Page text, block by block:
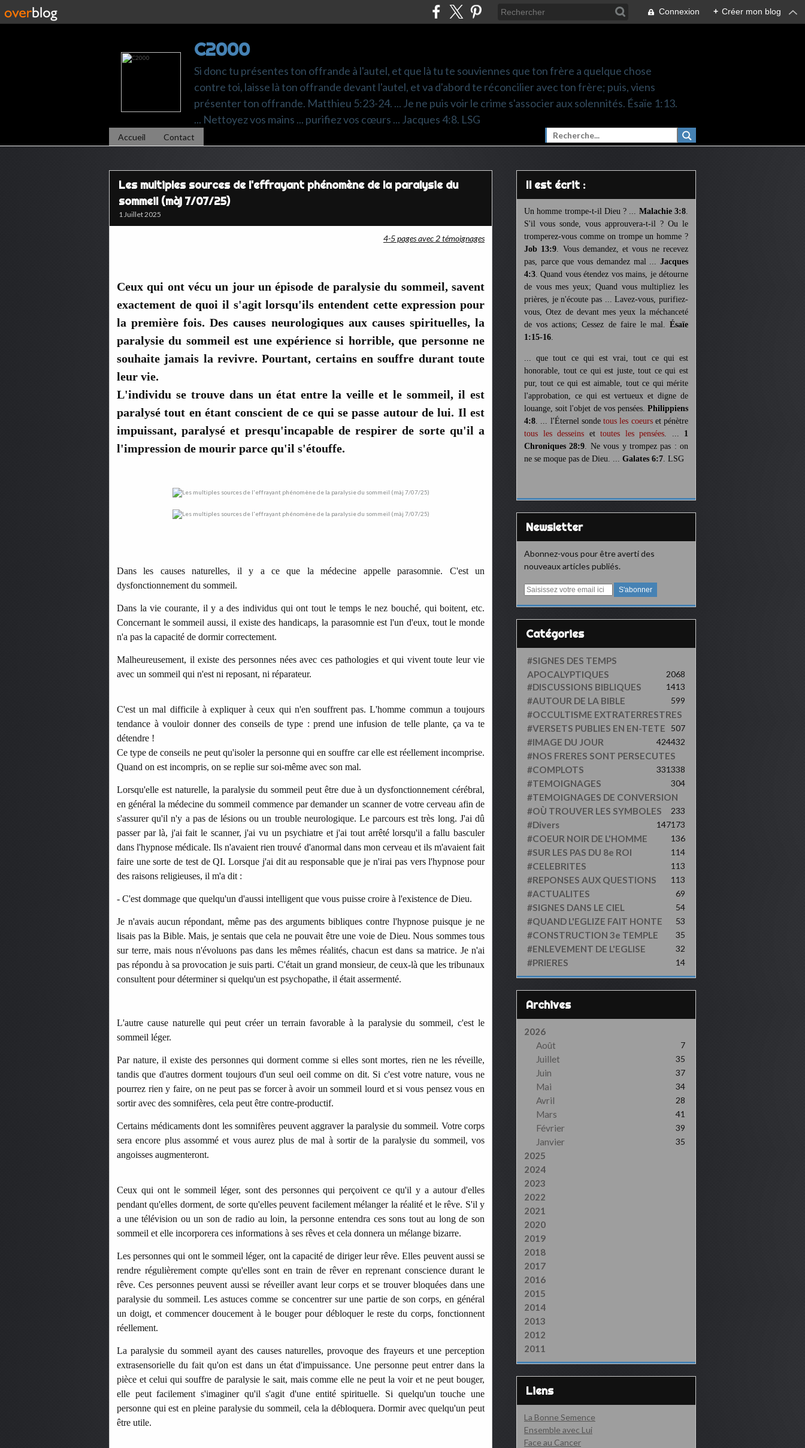
Connexion + Créer mon blog
C2000
Si donc tu présentes ton offrande à l'autel, et que là tu te souviennes que ton frère a quelque chose
contre toi, laisse là ton offrande devant l'autel, et va d'abord te réconcilier avec ton frère; puis, viens
présenter ton offrande. Matthieu 5:23-24. ... Je ne puis voir le crime s'associer aux solennités. Ésaïe 1:13.
... Nettoyez vos mains ... purifiez vos cœurs ... Jacques 4:8. LSG
Accueil Contact
Les multiples sources de l'effrayant phénomène de la paralysie du
sommeil (màj 7/07/25)
1 Juillet 2025
4-5 pages avec 2 témoignages
Ceux qui ont vécu un jour un épisode de paralysie du sommeil, savent
exactement de quoi il s'agit lorsqu'ils entendent cette expression pour
la première fois. Des causes neurologiques aux causes spirituelles, la
paralysie du sommeil est une expérience si horrible, que personne ne
souhaite jamais la revivre. Pourtant, certains en souffre durant toute
leur vie.
L'individu se trouve dans un état entre la veille et le sommeil, il est
paralysé tout en étant conscient de ce qui se passe autour de lui. Il est
impuissant, paralysé et presqu'incapable de respirer de sorte qu'il a
l'impression de mourir parce qu'il s'étouffe.
Dans les causes naturelles, il y a ce que la médecine appelle parasomnie. C'est un
dysfonctionnement du sommeil.
Dans la vie courante, il y a des individus qui ont tout le temps le nez bouché, qui boitent, etc.
Concernant le sommeil aussi, il existe des handicaps, la parasomnie est l'un d'eux, tout le monde
n'a pas la capacité de dormir correctement.
Malheureusement, il existe des personnes nées avec ces pathologies et qui vivent toute leur vie
avec un sommeil qui n'est ni reposant, ni réparateur.
C'est un mal difficile à expliquer à ceux qui n'en souffrent pas. L'homme commun a toujours
tendance à vouloir donner des conseils de type : prend une infusion de telle plante, ça va te
détendre !
Ce type de conseils ne peut qu'isoler la personne qui en souffre car elle est réellement incomprise.
Quand on est incompris, on se replie sur soi-même avec son mal.
Lorsqu'elle est naturelle, la paralysie du sommeil peut être due à un dysfonctionnement cérébral,
en général la médecine du sommeil commence par demander un scanner de votre cerveau afin de
s'assurer qu'il n'y a pas de lésions ou un trouble neurologique. Le parcours est très long. J'ai dû
passer par là, j'ai fait le scanner, j'ai vu un psychiatre et j'ai tout arrêté lorsqu'il a fallu basculer
dans l'hypnose médicale. Ils n'avaient rien trouvé d'anormal dans mon cerveau et ils m'avaient fait
faire une sorte de test de QI. Lorsque j'ai dit au responsable que je n'irai pas vers l'hypnose pour
des raisons religieuses, il m'a dit :
- C'est dommage que quelqu'un d'aussi intelligent que vous puisse croire à l'existence de Dieu.
Je n'avais aucun répondant, même pas des arguments bibliques contre l'hypnose puisque je ne
lisais pas la Bible. Mais, je sentais que cela ne pouvait être une voie de Dieu. Nous sommes tous
sur terre, mais nous n'évoluons pas dans les mêmes réalités, chacun est dans sa matrice. Je n'ai
pas répondu à sa provocation je suis parti. C'était un grand monsieur, de ceux-là que les tribunaux
consultent pour déterminer si quelqu'un est psychopathe, il était assermenté.
L'autre cause naturelle qui peut créer un terrain favorable à la paralysie du sommeil, c'est le
sommeil léger.
Par nature, il existe des personnes qui dorment comme si elles sont mortes, rien ne les réveille,
tandis que d'autres dorment toujours d'un seul oeil comme on dit. Si c'est votre nature, vous ne
pourrez rien y faire, on ne peut pas se forcer à avoir un sommeil lourd et si vous pensez vous en
sortir avec des somnifères, cela peut être contre-productif.
Certains médicaments dont les somnifères peuvent aggraver la paralysie du sommeil. Votre corps
sera encore plus assommé et vous aurez plus de mal à sortir de la paralysie du sommeil, vos
angoisses augmenteront.
Ceux qui ont le sommeil léger, sont des personnes qui perçoivent ce qu'il y a autour d'elles
pendant qu'elles dorment, de sorte qu'elles peuvent facilement mélanger la réalité et le rêve. S'il y
a une télévision ou un son de radio au loin, la personne entendra ces sons tout au long de son
sommeil et elle incorporera ces informations à ses rêves et cela donnera un mélange bizarre.
Les personnes qui ont le sommeil léger, ont la capacité de diriger leur rêve. Elles peuvent aussi se
rendre régulièrement compte qu'elles sont en train de rêver en reprenant conscience durant le
rêve.Ces personnes peuvent aussi se réveiller avant leur corps et se trouver bloquées dans une
paralysie du sommeil. Les astuces comme se concentrer sur une partie de son corps, en général
un doigt, et commencer doucement à le bouger pour débloquer le reste du corps, fonctionnent
réellement.
La paralysie du sommeil ayant des causes naturelles, provoque des frayeurs et une perception
extrasensorielle du fait qu'on est dans un état d'impuissance. Une personne peut entrer dans la
pièce et celui qui souffre de paralysie le sait, mais comme elle ne peut la voir et ne peut bouger,
elle peut facilement s'imaginer qu'il s'agit d'une entité spirituelle. Si quelqu'un touche une
personne qui est en pleine paralysie du sommeil, cela la débloquera. Dormir avec quelqu'un peut
être utile.
Il est écrit :
Un homme trompe-t-il Dieu ? ... Malachie 3:8.
S'il vous sonde, vous approuvera-t-il ? Ou le
tromperez-vous comme on trompe un homme ?
Job 13:9. Vous demandez, et vous ne recevez
pas, parce que vous demandez mal ... Jacques
4:3. Quand vous étendez vos mains, je détourne
de vous mes yeux; Quand vous multipliez les
prières, je n'écoute pas ... Lavez-vous, purifiez-
vous, Otez de devant mes yeux la méchanceté
de vos actions; Cessez de faire le mal. Ésaïe
1:15-16.
... que tout ce qui est vrai, tout ce qui est
honorable, tout ce qui est juste, tout ce qui est
pur, tout ce qui est aimable, tout ce qui mérite
l'approbation, ce qui est vertueux et digne de
louange, soit l'objet de vos pensées. Philippiens
4:8. ... l'Éternel sonde tous les coeurset pénètre
tous les desseins et toutes les pensées. ... 1
Chroniques 28:9. Ne vous y trompez pas : on
ne se moque pas de Dieu. ... Galates 6:7. LSG
Newsletter
Abonnez-vous pour être averti des
nouveaux articles publiés.
E
a
i
Catégories
#SIGNES DES TEMPS
APOCALYPTIQUES 2068
#DISCUSSIONS BIBLIQUES 1413
#AUTOUR DE LA BIBLE 599
#OCCULTISME EXTRATERRESTRES
507
#VERSETS PUBLIES EN EN-TETE
432
#IMAGE DU JOUR 424
#NOS FRERES SONT PERSECUTES
338
#COMPLOTS 331
#TEMOIGNAGES 304
#TEMOIGNAGES DE CONVERSION
233
#OÙ TROUVER LES SYMBOLES
173
#Divers 147
#COEUR NOIR DE L'HOMME 136
#SUR LES PAS DU 8e ROI 114
#CELEBRITES 113
#REPONSES AUX QUESTIONS 113
#ACTUALITES 69
#SIGNES DANS LE CIEL 54
#QUAND L'EGLIZE FAIT HONTE 53
#CONSTRUCTION 3e TEMPLE 35
#ENLEVEMENT DE L'EGLISE 32
#PRIERES 14
Archives
2026
Août
7
Juillet 35
Juin 37
Mai 34
Avril 28
Mars 41
Février 39
Janvier 35
2025
2024
2023
2022
2021
2020
2019
2018
2017
2016
2015
2014
2013
2012
2011
Liens
La Bonne Semence
Ensemble avec Lui
Face au Cancer